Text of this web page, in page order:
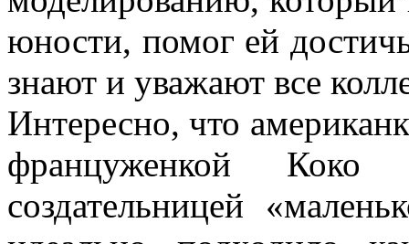
юности, помог ей
знают и уважают все
Интересно, что
француженкой Коко
создательницей